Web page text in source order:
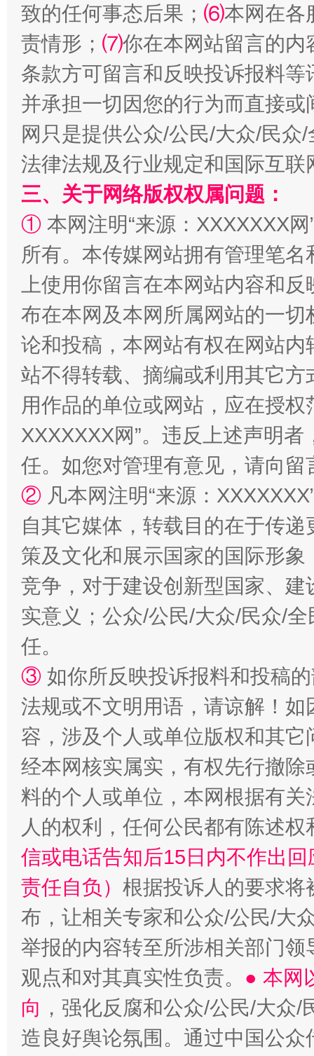
扯下公款旅游的“隐身衣” 如何以
“蜀中异人”王建安的艺术幻境
致的任何事态后果； ⑹本网在各
责情形； ⑺你在本网站留言的内
条款方可留言和反映投诉报料
并承担一切因您的行为而直接
网只是提供公众/公民/大众/民
法律法规及行业规定和国际互
三、关于网络版权权属问题：
① 本网注明“来源：XXXXXXX
所有。本传媒网站拥有管理笔
上使用你留言在本网站内容和
布在本网及本网所属网站的一
论和投稿，本网站有权在网站
站不得转载、摘编或利用其它
用作品的单位或网站，应在授
XXXXXXX网”。违反上述声明
任。如您对管理有意见，请向
② 凡本网注明“来源：
自其它媒体，转载目的在于传
策及文化和展示国家的国际形
竞争，对于建设创新型国家、
实意义；公众/公民/大众/民众/
任。
③ 如你所反映投诉报料和投稿
法规或不文明用语，请谅解！
容，涉及个人或单位版权和其它
经本网核实属实，有权先行撤
料的个人或单位，本网根据有
人的权利，任何公民都有陈述
信或电话告知后15日内不作出
责任自负） 根据投诉人的要求将
布，让相关专家和公众/公民/大
举报的内容转至所涉相关部门
观点和对其真实性负责。 ● 本网
向 ，强化反腐和公众/公民/大众
造良好舆论氛围。通过中国公